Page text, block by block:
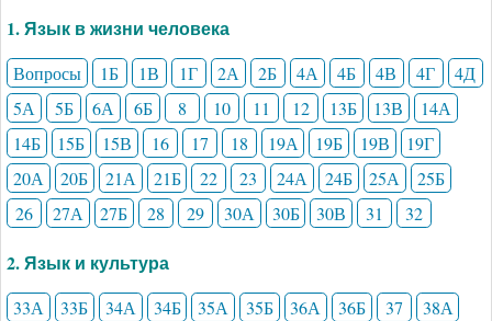
1. Язык в жизни человека
Вопросы 1Б 1В 1Г 2А 2Б 4А 4Б 4В 4Г
4Д
5А
5Б 6А 6Б 8 10 11 12 13Б 13В
14А
14Б
15Б 15В 16 17 18 19А 19Б 19В
19Г
20А
20Б 21А 21Б 22 23 24А 24Б 25А
25Б
26
27А 27Б 28 29 30А 30Б 30В 31 32
2. Язык и культура
33А 33Б 34А 34Б 35А 35Б 36А 36Б 37
38А